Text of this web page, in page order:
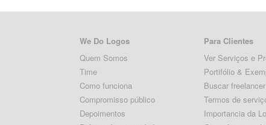
We Do Logos
Quem Somos
Time
Como funciona
Compromisso público
Depoimentos
Para Clientes
Ver Serviços e
Portifólio &
Buscar freelancer
Termos de
Importancia da